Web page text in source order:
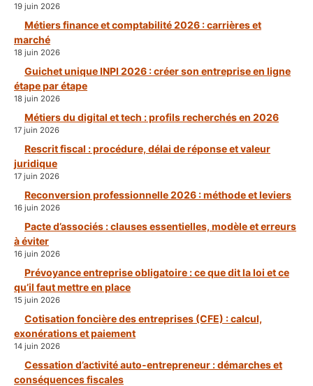
19 juin 2026
Métiers finance et comptabilité 2026 : carrières et
marché
18 juin 2026
Guichet unique INPI 2026 : créer son entreprise en ligne
étape par étape
18 juin 2026
Métiers du digital et tech : profils recherchés en 2026
17 juin 2026
Rescrit fiscal : procédure, délai de réponse et valeur
juridique
17 juin 2026
Reconversion professionnelle 2026 : méthode et leviers
16 juin 2026
Pacte d’associés : clauses essentielles, modèle et erreurs
à éviter
16 juin 2026
Prévoyance entreprise obligatoire : ce que dit la loi et ce
qu’il faut mettre en place
15 juin 2026
Cotisation foncière des entreprises (CFE) : calcul,
exonérations et paiement
14 juin 2026
Cessation d’activité auto-entrepreneur : démarches et
conséquences fiscales